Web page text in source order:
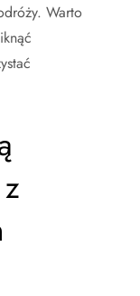
Warto